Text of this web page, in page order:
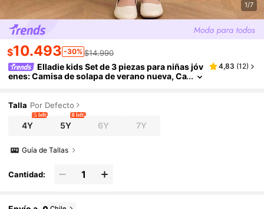
1/7
$10.493 -30% $14.990
Elladie kids Set de 3 piezas para niñas jóv
enes: Camisa de solapa de verano nueva, Ca
oración con botones, Estilo minimalista y elegan
te, Versátil para verano, trabajo y fiesta
4,83 (12)
Talla Por Defecto
4Y
5 left
5Y
8 left
6Y 7Y
Guía de Tallas
Cantidad: